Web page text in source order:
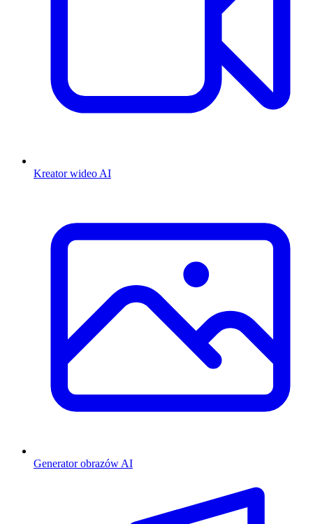
Kreator wideo AI
Generator obrazów AI